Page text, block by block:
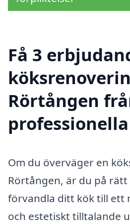
Få 3
Rörtången
Om du överväger en
Rörtången, är du på
förvandla ditt kök till ett
och estetiskt tilltalande